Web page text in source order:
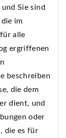
Sie sind
im
alle
ergriffenen
beschreiben
die dem
dient, und
oder
die es für